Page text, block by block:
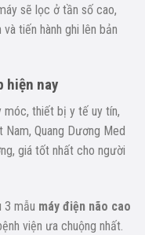
sẽ lọc ở tần số cao,
tiến hành ghi lên bản
hiện nay
móc, thiết bị y tế uy tín,
Quang Dương Med
giá tốt nhất cho người
3 mẫu máy điện não cao
viện ưa chuộng nhất.